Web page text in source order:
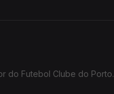
do Futebol Clube do Porto.